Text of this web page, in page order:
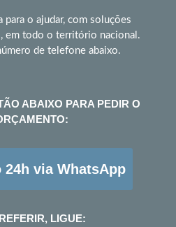
para o ajudar, com soluções
em todo o território nacional.
de telefone abaixo.
ABAIXO PARA PEDIR O
24h via WhatsApp
LIGUE: